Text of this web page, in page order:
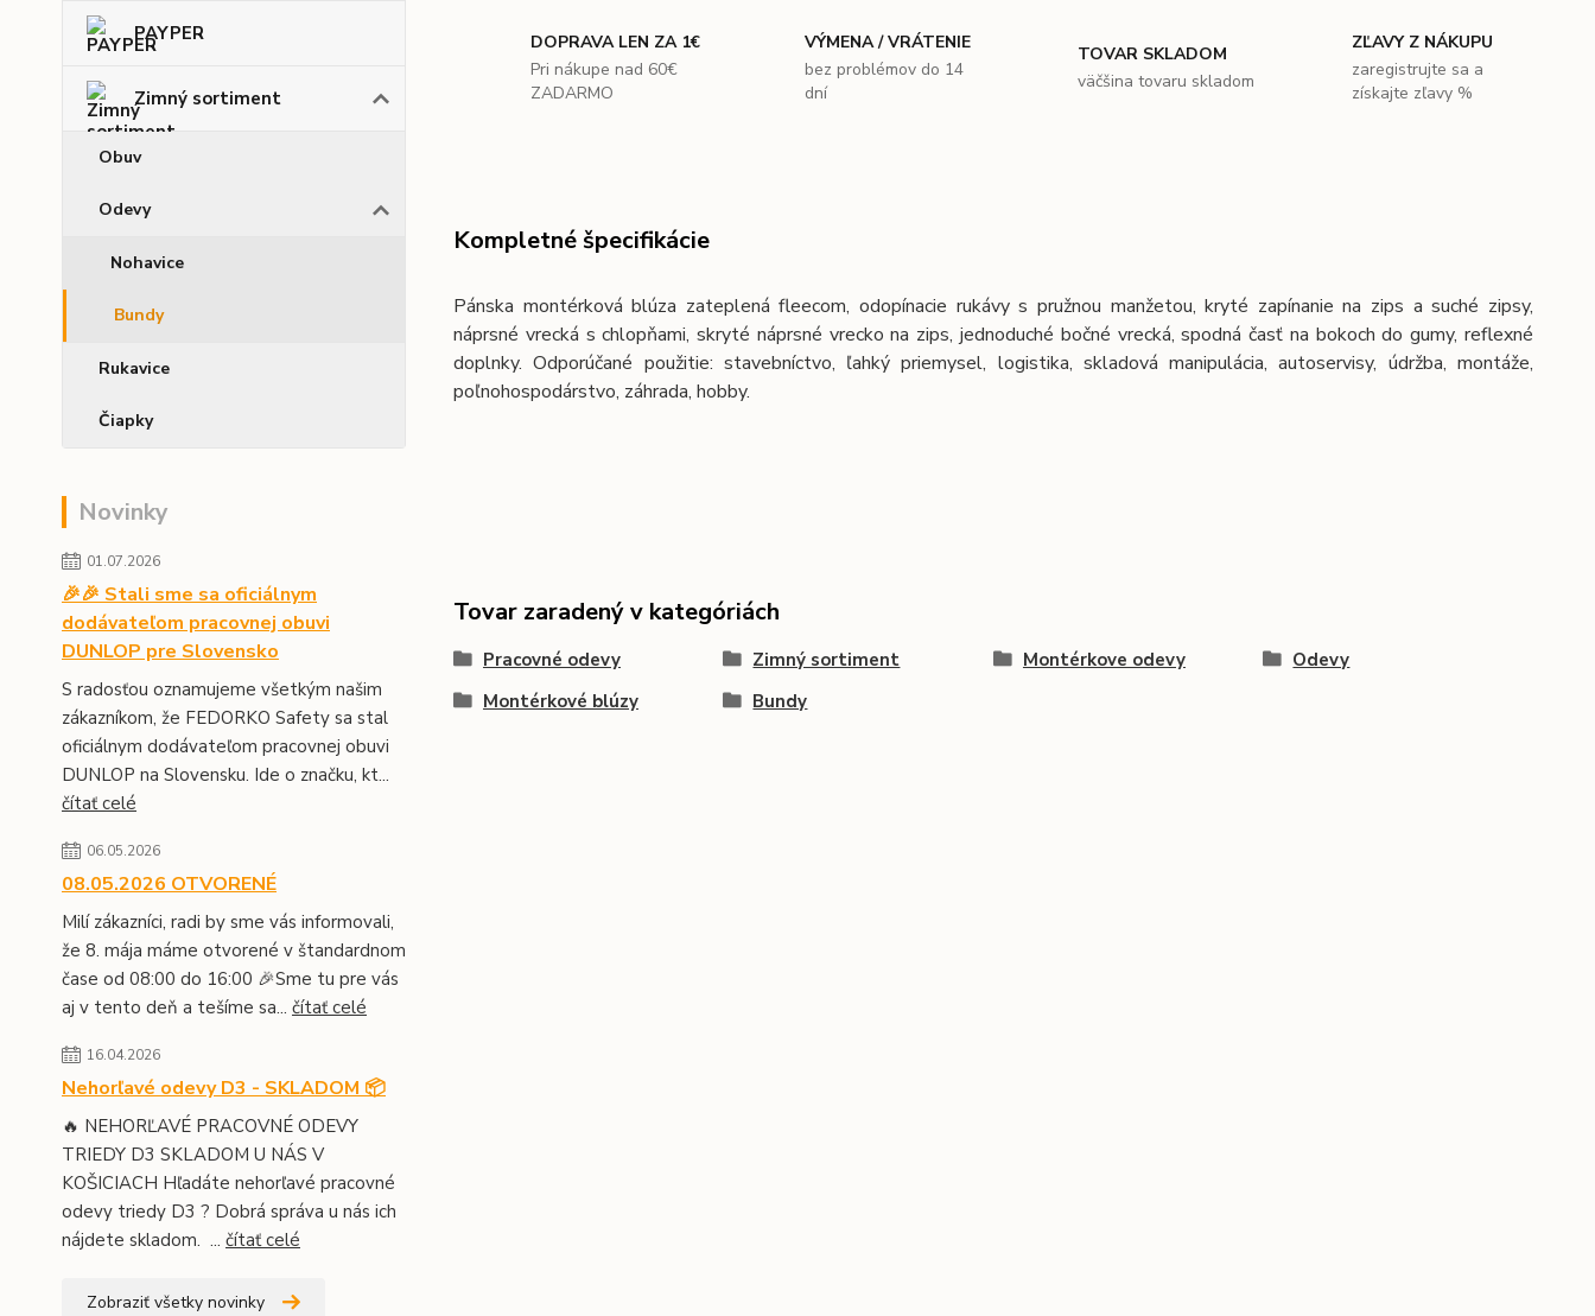
PAYPER
Zimný sortiment
Obuv
Odevy
Nohavice
Bundy
Rukavice
Čiapky
Novinky
01.07.2026
🎉🎉 Stali sme sa oficiálnym
dodávateľom pracovnej obuvi
DUNLOP pre Slovensko
S radosťou oznamujeme všetkým našim
zákazníkom, že FEDORKO Safety sa stal
oficiálnym dodávateľom pracovnej obuvi
DUNLOP na Slovensku. Ide o značku, kt...
čítať celé
06.05.2026
08.05.2026 OTVORENÉ
Milí zákazníci, radi by sme vás informovali,
že 8. mája máme otvorené v štandardnom
čase od 08:00 do 16:00 🎉Sme tu pre vás
aj v tento deň a tešíme sa... čítať celé
16.04.2026
Nehorľavé odevy D3 - SKLADOM 📦
🔥 NEHORĽAVÉ PRACOVNÉ ODEVY
TRIEDY D3 SKLADOM U NÁS V
KOŠICIACH Hľadáte nehorľavé pracovné
odevy triedy D3 ? Dobrá správa u nás ich
nájdete skladom. ... čítať celé
Zobraziť všetky novinky
DOPRAVA LEN ZA 1€
Pri nákupe nad 60€
ZADARMO
VÝMENA / VRÁTENIE
bez problémov do 14
dní
TOVAR SKLADOM
väčšina tovaru skladom
ZĽAVY Z NÁKUPU
zaregistrujte sa a
získajte zľavy %
Kompletné špecifikácie
Pánska montérková blúza zateplená fleecom, odopínacie rukávy s pružnou manžetou, kryté zapínanie na zips a suché zipsy,
náprsné vrecká s chlopňami, skryté náprsné vrecko na zips, jednoduché bočné vrecká, spodná časť na bokoch do gumy, reflexné
doplnky. Odporúčané použitie: stavebníctvo, ľahký priemysel, logistika, skladová manipulácia, autoservisy, údržba, montáže,
poľnohospodárstvo, záhrada, hobby.
Tovar zaradený v kategóriách
Pracovné odevy Zimný sortiment Montérkove odevy
Odevy
Montérkové blúzy
Bundy